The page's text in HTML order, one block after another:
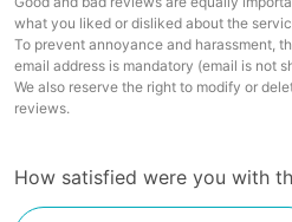
what you liked or disliked about the
To prevent annoyance and harassment,
email address is mandatory (email is not
We also reserve the right to modify or
reviews.
How satisfied were you with